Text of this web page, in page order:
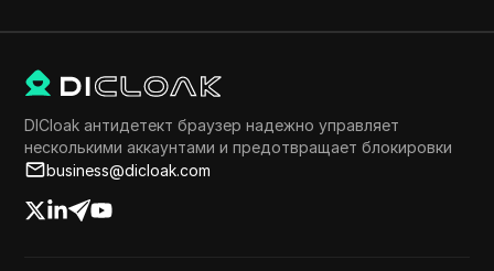
DICloak антидетект браузер надежно управляет
несколькими аккаунтами и предотвращает блокировки
business@dicloak.com